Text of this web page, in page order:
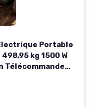
Portable
kg 1500 W
Télécommande
avec ou sans fil